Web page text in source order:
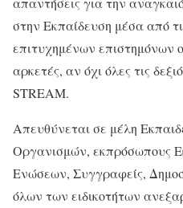
στην Εκπαίδευση μέσα από
επιτυχημένων επιστημόνων
αρκετές, αν όχι όλες τις
STREAM.
Απευθύνεται σε μέλη
Οργανισμών, εκπρόσωπους
Ενώσεων, Συγγραφείς,
όλων των ειδικοτήτων